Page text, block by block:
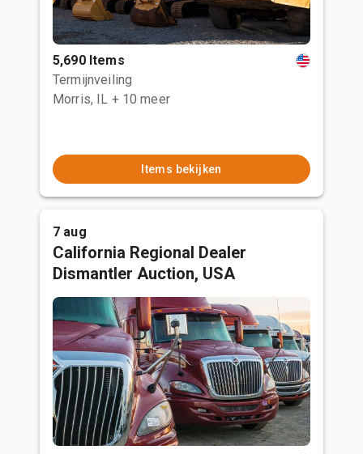
5,690 Items
Termijnveiling
Morris, IL + 10 meer
Items bekijken
7 aug
California Regional Dealer
Dismantler Auction, USA